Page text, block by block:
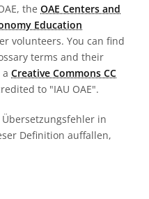
the OAE Centers and
Education
volunteers. You can find
terms and their
Creative Commons CC
to "IAU OAE".
in
Definition auffallen,